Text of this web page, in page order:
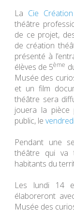
La Cie
théâtre
de ce projet,
de création
présenté à
élèves de 5ème
Musée des
et un film
théâtre sera
jouera la
public, le
Pendant une
théâtre qui va
habitants du
Les lundi 14
élaboreront
Musée des